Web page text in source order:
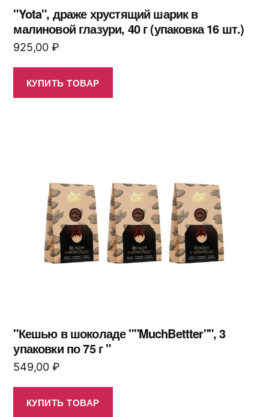
"Yota", драже хрустящий шарик в
малиновой глазури, 40 г (упаковка 16 шт.)
925,00 ₽
КУПИТЬ ТОВАР
"Кешью в шоколаде ""MuchBettter"", 3
упаковки по 75 г "
549,00 ₽
КУПИТЬ ТОВАР